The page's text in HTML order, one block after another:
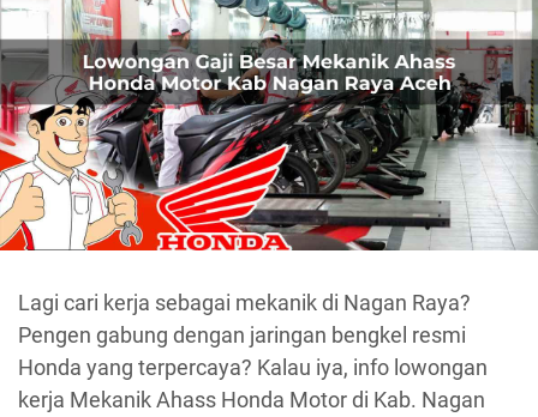
Lagi cari kerja sebagai mekanik di Nagan Raya?
Pengen gabung dengan jaringan bengkel resmi
Honda yang terpercaya? Kalau iya, info lowongan
kerja Mekanik Ahass Honda Motor di Kab. Nagan